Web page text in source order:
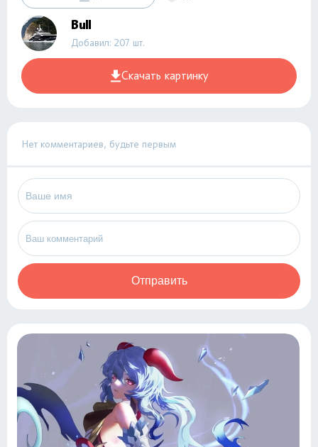
Bull
Добавил: 207 шт.
Скачать картинку
Нет комментариев, будьте первым
Отправить